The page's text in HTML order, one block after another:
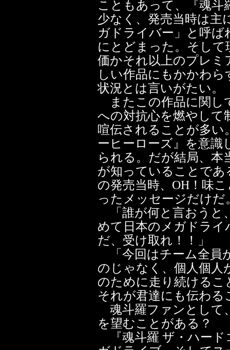
こともあって、『魂斗
少なく、発売当時は主
ガドライバー」と呼
にとどまった。そして
価かそれ以上のプレミ
しい作品にもかかわ
状況とは言いがたい。
またこの作品に関し
への対抗心を燃やして
喧伝されることが多い
ーヒーローズ』を意識
られる。だが結局、
が知っていることであ
の発売当時、OH！味
ったメッセージだけだ
「誰が何と言おうと
めて日本のメガドライ
だ、受け取れ！！」
「今回はチーム全員
のじゃなく、個人個人
のために走り続ける
それが君達にも伝わ
魂斗羅ファンとして
を望むことがある？
『魂斗羅 ザ・ハード